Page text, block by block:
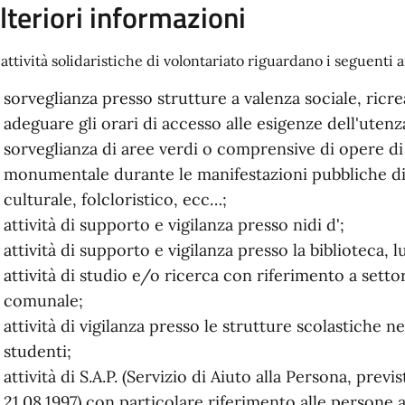
informazioni
solidaristiche di volontariato riguardano i seguenti
sorveglianza presso strutture a valenza sociale,
adeguare gli orari di accesso alle esigenze
sorveglianza di aree verdi o comprensive di opere
monumentale durante le manifestazioni pubbliche
culturale, folcloristico, ecc…;
attività di supporto e vigilanza presso nidi d';
attività di supporto e vigilanza presso la biblioteca,
attività di studio e/o ricerca con riferimento a
comunale;
attività di vigilanza presso le strutture scolastiche
studenti;
attività di S.A.P. (Servizio di Aiuto alla Persona,